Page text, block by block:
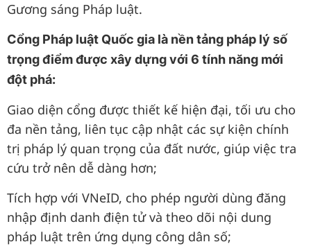
Gương sáng Pháp luật.
Cổng Pháp luật Quốc gia là nền tảng pháp lý số
trọng điểm được xây dựng với 6 tính năng mới
đột phá:
Giao diện cổng được thiết kế hiện đại, tối ưu cho
đa nền tảng, liên tục cập nhật các sự kiện chính
trị pháp lý quan trọng của đất nước, giúp việc tra
cứu trở nên dễ dàng hơn;
Tích hợp với VNeID, cho phép người dùng đăng
nhập định danh điện tử và theo dõi nội dung
pháp luật trên ứng dụng công dân số;